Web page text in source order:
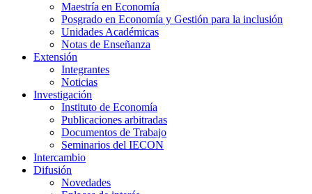
Maestría en Economía
Posgrado en Economía y Gestión para la inclusión
Unidades Académicas
Notas de Enseñanza
Extensión
Integrantes
Noticias
Investigación
Instituto de Economía
Publicaciones arbitradas
Documentos de Trabajo
Seminarios del IECON
Intercambio
Difusión
Novedades